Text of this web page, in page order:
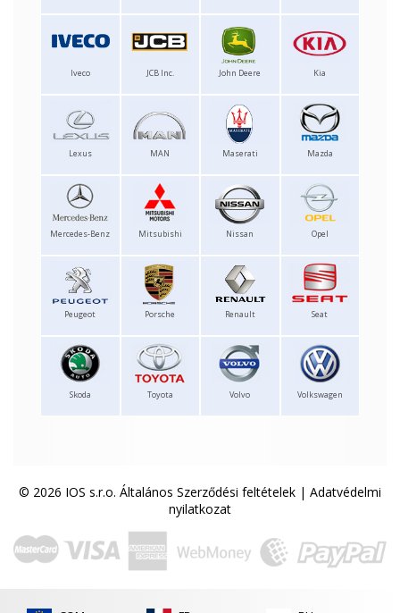
Iveco JCB Inc. John Deere Kia
Lexus MAN Maserati Mazda
Mercedes-Benz Mitsubishi Nissan Opel
Peugeot Porsche Renault Seat
Skoda Toyota Volvo Volkswagen
© 2026 IOS s.r.o. Általános Szerződési feltételek | Adatvédelmi
nyilatkozat